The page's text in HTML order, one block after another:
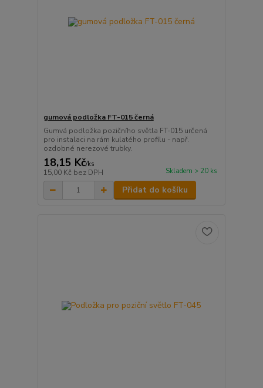
gumová podložka FT-015 černá
Gumvá podložka pozičního světla FT-015 určená
pro instalaci na rám kulatého profilu - např.
ozdobné nerezové trubky.
18,15 Kč/ks
15,00 Kč bez DPH Skladem > 20 ks
Přidat do košíku